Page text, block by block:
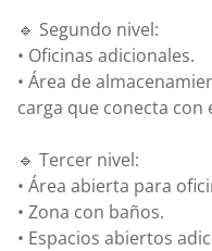
🔹 Segundo nivel:
• Oficinas adicionales.
• Área de
carga que conecta con
🔹 Tercer nivel:
• Área abierta para
• Zona con baños.
• Espacios abiertos